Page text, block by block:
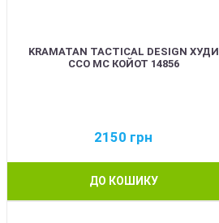
KRAMATAN TACTICAL DESIGN ХУДИ
ССО МС КОЙОТ 14856
2150 грн
ДО КОШИКУ